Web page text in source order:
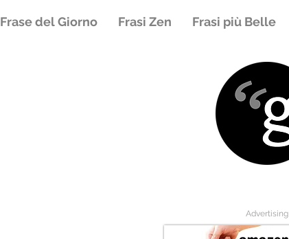
Frase del Giorno Frasi Zen Frasi più Belle
Advertising